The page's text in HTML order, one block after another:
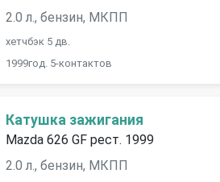
2.0 л., бензин, МКПП
хетчбэк 5 дв.
1999год. 5-контактов
Катушка зажигания
Mazda 626 GF рест. 1999
2.0 л., бензин, МКПП